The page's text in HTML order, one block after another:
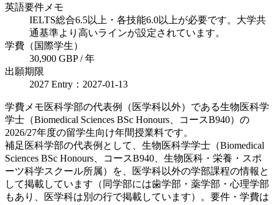
英語要件メモ
IELTS総合6.5以上・各技能6.0以上が必要です。大学共
通基準より高いラインが設定されています。
学費（国際学生）
30,900 GBP / 年
出願期限
2027 Entry：2027-01-13
学費メモ医科学部の代表例（医学科以外）である生物医科学
学士（Biomedical Sciences BSc Honours、コースB940）の
2026/27年度の留学生向け年間授業料です。
補足 医科学部の代表例として、生物医科学学士（Biomedical
Sciences BSc Honours、コースB940、生物医科・栄養・スポ
ーツ科学スクール所属）を、医学科以外の学部課程の情報と
して掲載しています（同学部には歯学部・薬学部・心理学部
もあり、医学科は別の行で掲載しています）。要件・学費は